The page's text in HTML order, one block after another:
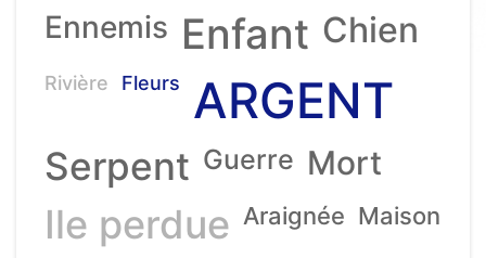
Ennemis Enfant Chien
Rivière Fleurs ARGENT
Serpent Guerre Mort
Ile perdue Araignée Maison